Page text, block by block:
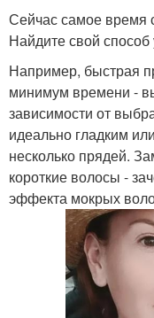
Сейчас самое время
Найдите свой
Например, быстрая
минимум времени -
зависимости от
идеально гладким
несколько прядей.
короткие волосы -
эффекта мокрых